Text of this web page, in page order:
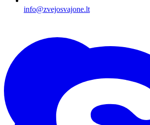
info@zvejosvajone.lt